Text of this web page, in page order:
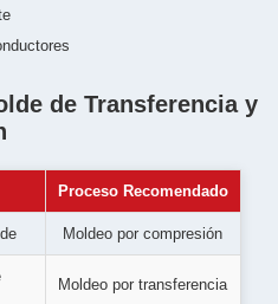
de Transferencia y
Proceso Recomendado
Moldeo por compresión
Moldeo por transferencia